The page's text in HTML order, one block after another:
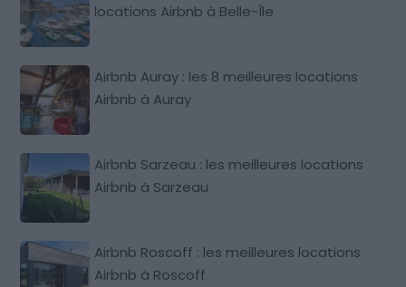
locations Airbnb à Belle-Île
Airbnb Auray : les 8 meilleures locations
Airbnb à Auray
Airbnb Sarzeau : les meilleures locations
Airbnb à Sarzeau
Airbnb Roscoff : les meilleures locations
Airbnb à Roscoff